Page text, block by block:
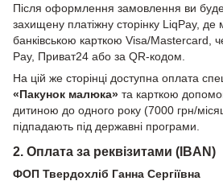
Після оформлення замовлення ви
захищену платіжну сторінку LiqPay,
банківською карткою Visa/Mastercard,
Pay, Приват24 або за QR-кодом.
На цій же сторінці доступна оплата
«Пакунок малюка» та карткою
дитиною до одного року (7000 грн/
підпадають під державні програми.
2. Оплата за реквізитами (IBAN)
ФОП Твердохліб Ганна Сергіївна